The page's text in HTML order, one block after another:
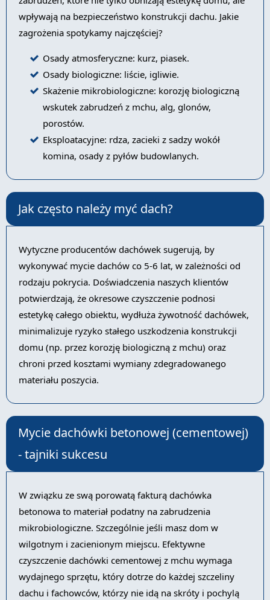
wpływają na bezpieczeństwo konstrukcji dachu. Jakie
zagrożenia spotykamy najczęściej?
Osady atmosferyczne: kurz, piasek.
Osady biologiczne: liście, igliwie.
Skażenie mikrobiologiczne: korozję biologiczną
wskutek zabrudzeń z mchu, alg, glonów,
porostów.
Eksploatacyjne: rdza, zacieki z sadzy wokół
komina, osady z pyłów budowlanych.
Jak często należy myć dach?
Wytyczne producentów dachówek sugerują, by
wykonywać mycie dachów co 5-6 lat, w zależności od
rodzaju pokrycia. Doświadczenia naszych klientów
potwierdzają, że okresowe czyszczenie podnosi
estetykę całego obiektu, wydłuża żywotność dachówek,
minimalizuje ryzyko stałego uszkodzenia konstrukcji
domu (np. przez korozję biologiczną z mchu) oraz
chroni przed kosztami wymiany zdegradowanego
materiału poszycia.
Mycie dachówki betonowej (cementowej)
- tajniki sukcesu
W związku ze swą porowatą fakturą dachówka
betonowa to materiał podatny na zabrudzenia
mikrobiologiczne. Szczególnie jeśli masz dom w
wilgotnym i zacienionym miejscu. Efektywne
czyszczenie dachówki cementowej z mchu wymaga
wydajnego sprzętu, który dotrze do każdej szczeliny
dachu i fachowców, którzy nie idą na skróty i pochylą